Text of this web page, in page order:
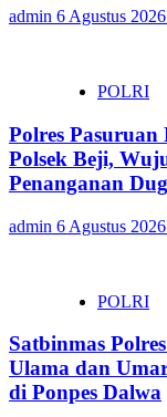
admin 6 Agustus 2026
POLRI
Polres
Polsek Beji,
Penanganan
admin 6 Agustus 2026
POLRI
Satbinmas
Ulama dan
di Ponpes Dalwa